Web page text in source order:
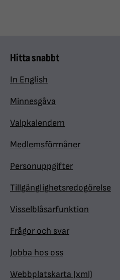
Hitta snabbt
In English
Minnesgåva
Valpkalendern
Medlemsförmåner
Personuppgifter
Tillgänglighetsredogörelse
Visselblåsarfunktion
Frågor och svar
Jobba hos oss
Webbplatskarta (xml)